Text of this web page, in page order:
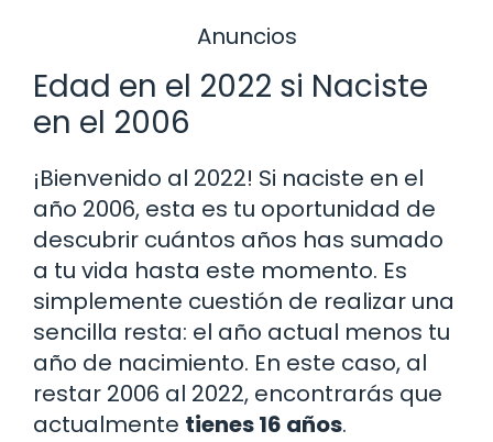
Anuncios
Edad en el 2022 si Naciste
en el 2006
¡Bienvenido al 2022! Si naciste en el
año 2006, esta es tu oportunidad de
descubrir cuántos años has sumado
a tu vida hasta este momento. Es
simplemente cuestión de realizar una
sencilla resta: el año actual menos tu
año de nacimiento. En este caso, al
restar 2006 al 2022, encontrarás que
actualmente tienes 16 años.